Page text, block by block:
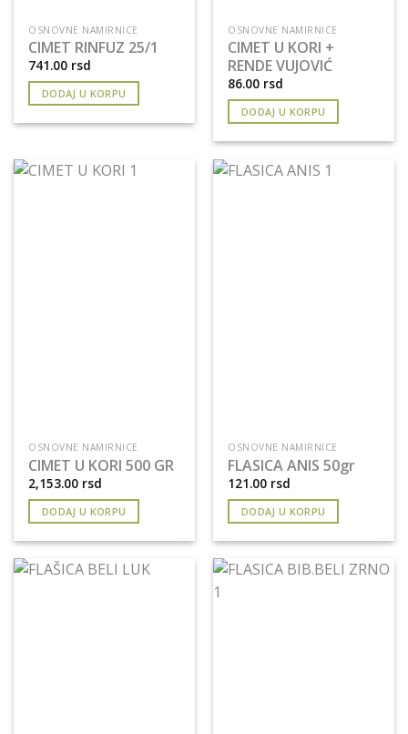
OSNOVNE NAMIRNICE
CIMET RINFUZ 25/1
741.00 rsd
DODAJ U KORPU
OSNOVNE NAMIRNICE
CIMET U KORI +
RENDE VUJOVIĆ
86.00 rsd
DODAJ U KORPU
OSNOVNE NAMIRNICE
CIMET U KORI 500 GR
2,153.00 rsd
DODAJ U KORPU
OSNOVNE NAMIRNICE
FLASICA ANIS 50gr
121.00 rsd
DODAJ U KORPU